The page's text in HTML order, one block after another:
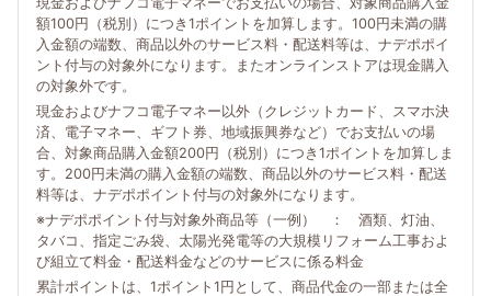
額100円（税別）につき1ポイントを加算します。100円未満の購
入金額の端数、商品以外のサービス料・配送料等は、ナデポポイ
ント付与の対象外になります。またオンラインストアは現金購入
の対象外です。
現金およびナフコ電子マネー以外（クレジットカード、スマホ決
済、電子マネー、ギフト券、地域振興券など）でお支払いの場
合、対象商品購入金額200円（税別）につき1ポイントを加算しま
す。200円未満の購入金額の端数、商品以外のサービス料・配送
料等は、ナデポポイント付与の対象外になります。
※ナデポポイント付与対象外商品等（一例） ： 酒類、灯油、
タバコ、指定ごみ袋、太陽光発電等の大規模リフォーム工事およ
び組立て料金・配送料金などのサービスに係る料金
累計ポイントは、1ポイント1円として、商品代金の一部または全